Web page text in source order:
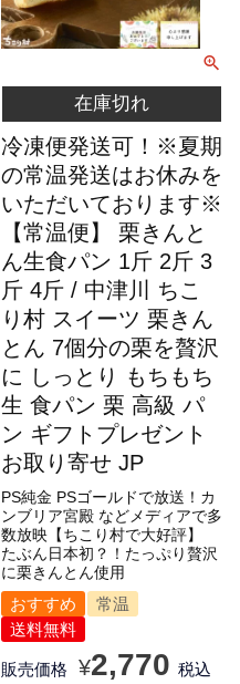
在庫切れ
PS純金 PSゴールドで放送！カ
ンブリア宮殿 などメディアで多
数放映【ちこり村で大好評】
たぶん日本初？！たっぷり贅沢
に栗きんとん使用
冷凍便発送可！※夏期
の常温発送はお休みを
いただいております※
【常温便】 栗きんと
ん生食パン 1斤 2斤 3
斤 4斤 / 中津川 ちこ
り村 スイーツ 栗きん
とん 7個分の栗を贅沢
に しっとり もちもち
生 食パン 栗 高級 パ
ン ギフトプレゼント
お取り寄せ JP
おすすめ
常温
送料無料
販売価格 ¥2,770 税込